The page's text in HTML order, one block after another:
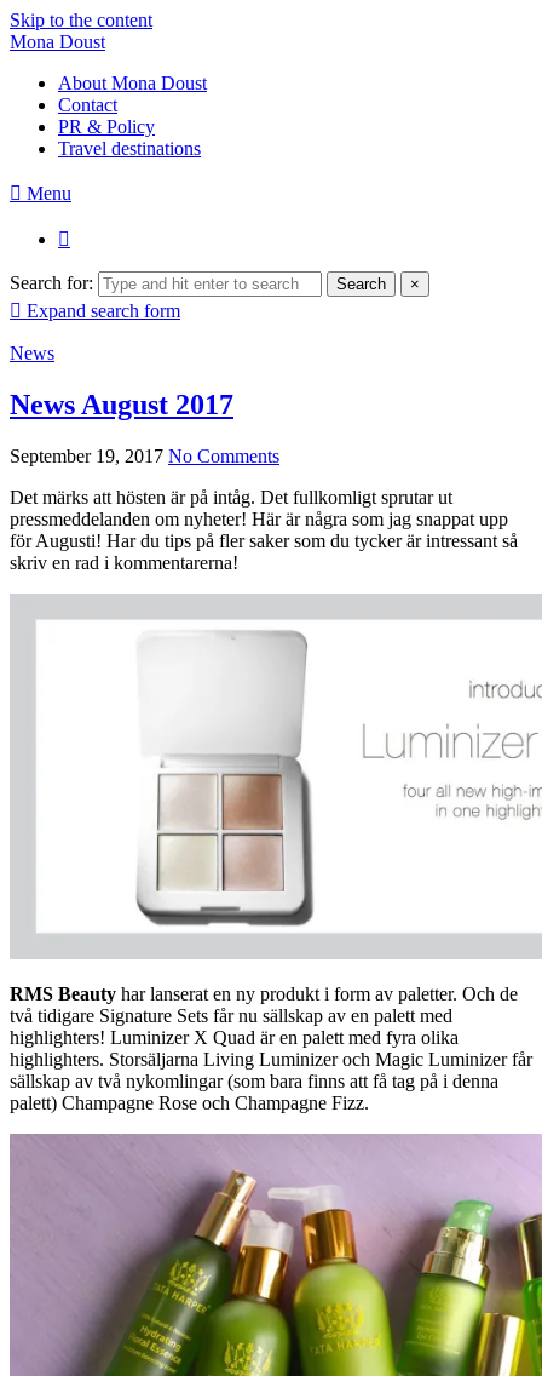
Skip to the content
Mona Doust
About Mona Doust
Contact
PR & Policy
Travel destinations
Menu
Search for: Search ×
Expand search form
News
News August 2017
September 19, 2017 No Comments
Det märks att hösten är på intåg. Det fullkomligt sprutar ut
pressmeddelanden om nyheter! Här är några som jag snappat upp
för Augusti! Har du tips på fler saker som du tycker är intressant så
skriv en rad i kommentarerna!
RMS Beauty har lanserat en ny produkt i form av paletter. Och de
två tidigare Signature Sets får nu sällskap av en palett med
highlighters! Luminizer X Quad är en palett med fyra olika
highlighters. Storsäljarna Living Luminizer och Magic Luminizer får
sällskap av två nykomlingar (som bara finns att få tag på i denna
palett) Champagne Rose och Champagne Fizz.